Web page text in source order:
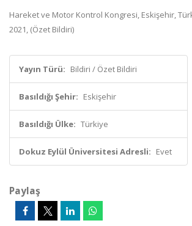
Hareket ve Motor Kontrol Kongresi, Eskişehir,
2021, (Özet Bildiri)
Yayın Türü: Bildiri / Özet Bildiri
Basıldığı Şehir: Eskişehir
Basıldığı Ülke: Türkiye
Dokuz Eylül Üniversitesi Adresli: Evet
Paylaş